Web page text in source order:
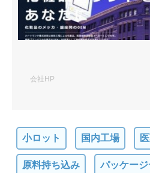
会社HP
小ロット 国内工場
原料持ち込み パッケー